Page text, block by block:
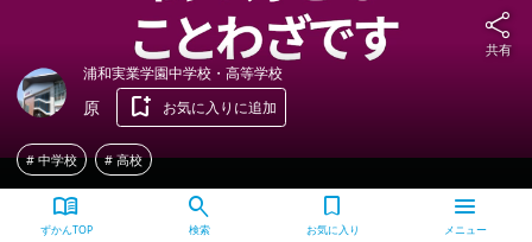
share
共有
浦和実業学園中学校・高等学校
原 bookmark_add お気に入りに追加
# 中学校 # 高校
menu_book
ずかんTOP
search
検索
bookmark
お気に入り
menu
メニュー